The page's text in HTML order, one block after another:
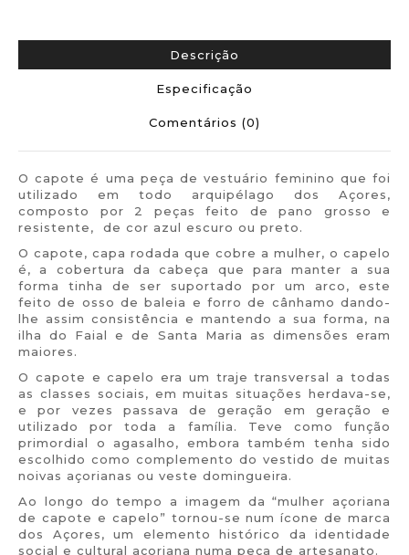
Descrição
Especificação
Comentários (0)
O capote é uma peça de vestuário feminino que foi
utilizado em todo arquipélago dos Açores,
composto por 2 peças feito de pano grosso e
resistente, de cor azul escuro ou preto.
O capote, capa rodada que cobre a mulher, o capelo
é, a cobertura da cabeça que para manter a sua
forma tinha de ser suportado por um arco, este
feito de osso de baleia e forro de cânhamo dando-
lhe assim consistência e mantendo a sua forma, na
ilha do Faial e de Santa Maria as dimensões eram
maiores.
O capote e capelo era um traje transversal a todas
as classes sociais, em muitas situações herdava-se,
e por vezes passava de geração em geração e
utilizado por toda a família. Teve como função
primordial o agasalho, embora também tenha sido
escolhido como complemento do vestido de muitas
noivas açorianas ou veste domingueira.
Ao longo do tempo a imagem da “mulher açoriana
de capote e capelo” tornou-se num ícone de marca
dos Açores, um elemento histórico da identidade
social e cultural açoriana numa peça de artesanato.